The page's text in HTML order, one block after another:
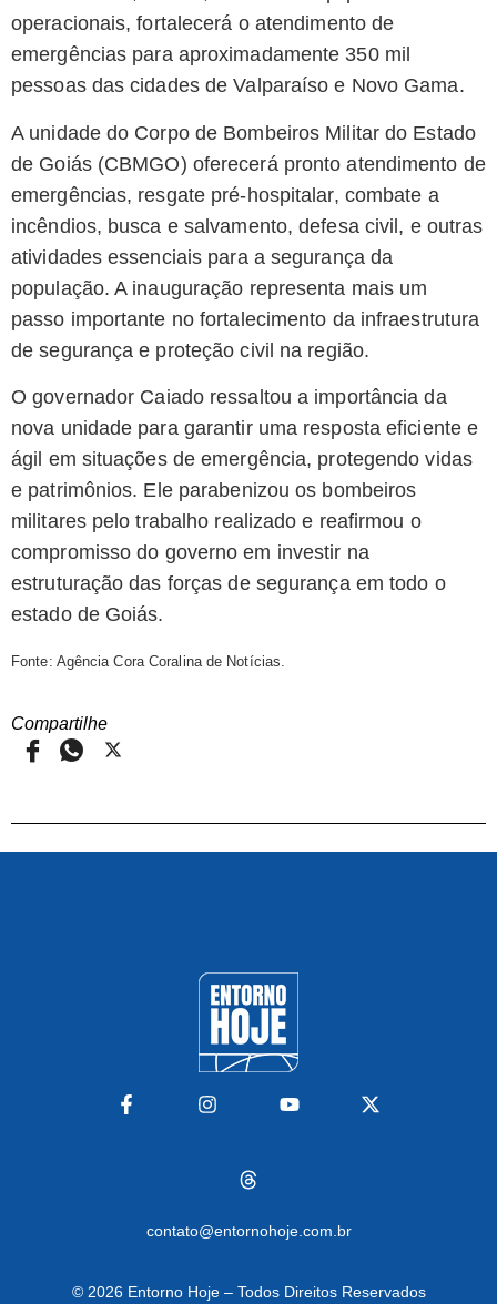
operacionais, fortalecerá o atendimento de
emergências para aproximadamente 350 mil
pessoas das cidades de Valparaíso e Novo Gama.
A unidade do Corpo de Bombeiros Militar do Estado
de Goiás (CBMGO) oferecerá pronto atendimento de
emergências, resgate pré-hospitalar, combate a
incêndios, busca e salvamento, defesa civil, e outras
atividades essenciais para a segurança da
população. A inauguração representa mais um
passo importante no fortalecimento da infraestrutura
de segurança e proteção civil na região.
O governador Caiado ressaltou a importância da
nova unidade para garantir uma resposta eficiente e
ágil em situações de emergência, protegendo vidas
e patrimônios. Ele parabenizou os bombeiros
militares pelo trabalho realizado e reafirmou o
compromisso do governo em investir na
estruturação das forças de segurança em todo o
estado de Goiás.
Fonte: Agência Cora Coralina de Notícias.
Compartilhe
contato@entornohoje.com.br
© 2026 Entorno Hoje – Todos Direitos Reservados